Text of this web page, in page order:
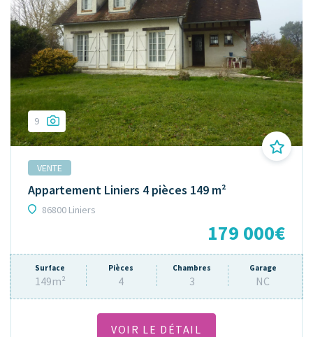
9
VENTE
Appartement Liniers 4 pièces 149 m²
86800 Liniers
179 000€
Surface
149m²
Pièces
4
Chambres
3
Garage
NC
VOIR LE DÉTAIL